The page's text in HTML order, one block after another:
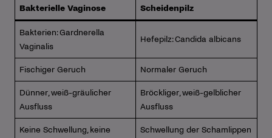
Bakterielle Vaginose Scheidenpilz
Bakterien: Gardnerella
Vaginalis
Hefepilz: Candida albicans
Fischiger Geruch Normaler Geruch
Dünner, weiß-gräulicher
Ausfluss
Bröckliger, weiß-gelblicher
Ausfluss
Keine Schwellung, keine
Schwellung der Schamlippen